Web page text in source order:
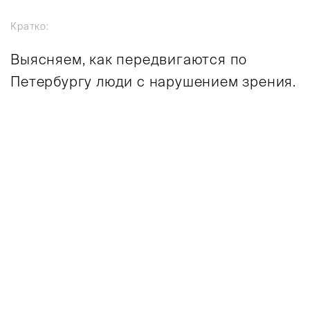
Кратко:
Выясняем, как передвигаются по
Петербургу люди с нарушением зрения.
Санкт-Петербурге. Это длинный